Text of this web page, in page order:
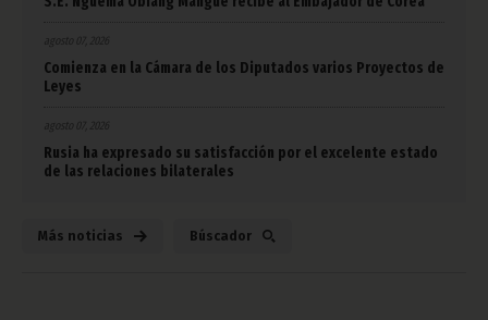
agosto 07, 2026
Comienza en la Cámara de los Diputados varios Proyectos de
Leyes
agosto 07, 2026
Rusia ha expresado su satisfacción por el excelente estado
de las relaciones bilaterales
Más noticias Búscador